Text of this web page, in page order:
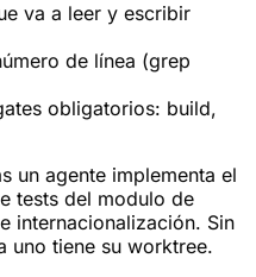
va a leer y escribir
de línea (grep
obligatorios: build,
un agente implementa el
tests del modulo de
internacionalización. Sin
uno tiene su worktree.